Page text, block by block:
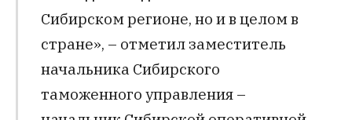
Сибирском регионе, но и в целом в
стране», – отметил заместитель
начальника Сибирского
таможенного управления –